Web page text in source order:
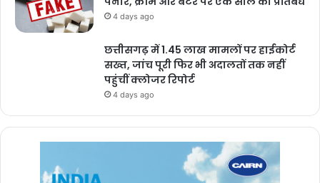
4 days ago
छत्तीसगढ़ में 1.45 लाख मामलों पर हाईकोर्ट
सख्त, जांच पूरी फिर भी अदालतों तक नहीं
पहुंचीं क्लोजर रिपोर्ट
4 days ago